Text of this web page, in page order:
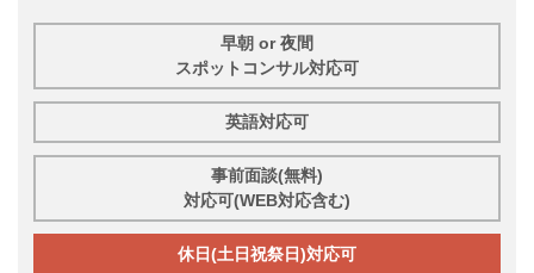
早朝 or 夜間
スポットコンサル対応可
英語対応可
事前面談(無料)
対応可(WEB対応含む)
休日(土日祝祭日)対応可